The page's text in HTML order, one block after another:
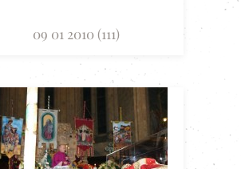
09 01 2010 (111)